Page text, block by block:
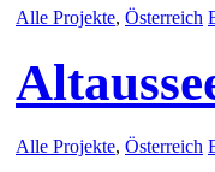
Alle Projekte, Österreich
Alle Projekte, Österreich